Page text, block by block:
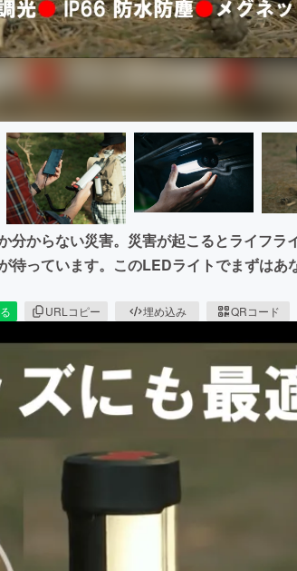
分からない災害。災害が起こるとライフラ
待っています。このLEDライトでまずはあ
URLコピー 埋め込み QRコード